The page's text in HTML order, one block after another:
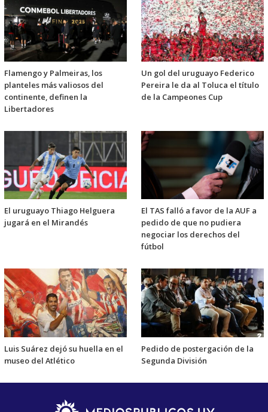
Flamengo y Palmeiras, los
planteles más valiosos del
continente, definen la
Libertadores
Un gol del uruguayo Federico
Pereira le da al Toluca el título
de la Campeones Cup
El uruguayo Thiago Helguera
jugará en el Mirandés
El TAS falló a favor de la AUF a
pedido de que no pudiera
negociar los derechos del
fútbol
Luis Suárez dejó su huella en el
museo del Atlético
Pedido de postergación de la
Segunda División